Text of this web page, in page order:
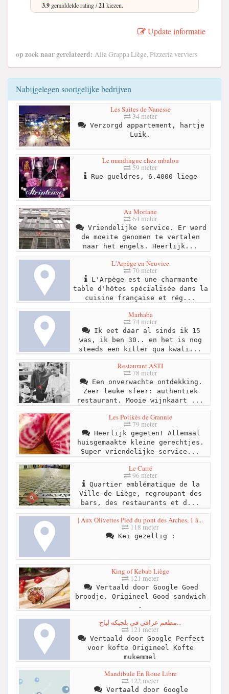
3.9 gemiddelde rating /21 kiezen.
Update informatie
op zoek naar gerelateerd: Alla Grappa Liège, Pizzeria verviers
Nabijgelegen soortgelijke bedrijven
Les Suites de Nanesse
34 meter
Verzorgd appartement, hartje
Luik.
Le mandingue chez mbalou
59 meter
Rue gueldres, 6.4000 liege
Au Moriane
64 meter
Vriendelijke service. Er werd
de moeite genomen te vertalen
naar het engels. Heerlijk...
L'Arpège en Neuvice
70 meter
L'Arpège est une charmante
table d'hôtes spécialisée dans la
cuisine française et rég...
Marhaba
74 meter
Ik eet daar al sinds ik 15
was, ik ben 30.. en het is nog
steeds een killer qua kwali...
Restaurant ASTI
78 meter
Een onverwachte ontdekking.
Zeer leuke sfeer: authentiek
restaurant. Mooie wijnkaart ...
Les Potikès de Grannie
79 meter
Heerlijk gegeten! Allemaal
huisgemaakte kleine gerechtjes.
Super vriendelijke service...
Le Carré
96 meter
Quartier emblématique de la
Ville de Liège, regroupant des
bars, des restaurants et d...
| Aux Olivettes Pied du pont des Arches, 1 à...
118 meter
Kei gezellig :
King of Kebab Liège
121 meter
Vertaald door Google Goed
broodje. Origineel Good sandwich
.
مطعم عراقي في بلجيكه لياج...
121 meter
Vertaald door Google Perfect
voor kofte Origineel Kofte
mukemmel
Mandibule En Roue Libre
122 meter
Vertaald door Google